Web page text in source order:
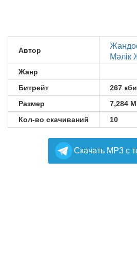
Автор
Мәлік
Жанр
Битрейт
267
Размер
7,284
Кол-во скачиваний
10
Cкачать MP3 с